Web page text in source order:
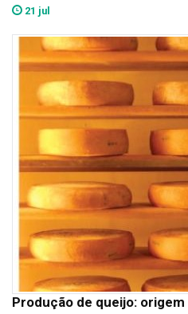
21 jul
Produção de queijo: